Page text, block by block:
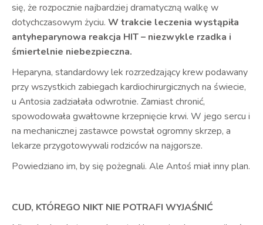
się, że rozpocznie najbardziej dramatyczną walkę w
dotychczasowym życiu. W trakcie leczenia wystąpiła
antyheparynowa reakcja HIT – niezwykle rzadka i
śmiertelnie niebezpieczna.
Heparyna, standardowy lek rozrzedzający krew podawany
przy wszystkich zabiegach kardiochirurgicznych na świecie,
u Antosia zadziałała odwrotnie. Zamiast chronić,
spowodowała gwałtowne krzepnięcie krwi. W jego sercu i
na mechanicznej zastawce powstał ogromny skrzep, a
lekarze przygotowywali rodziców na najgorsze.
Powiedziano im, by się pożegnali. Ale Antoś miał inny plan.
CUD, KTÓREGO NIKT NIE POTRAFI WYJAŚNIĆ